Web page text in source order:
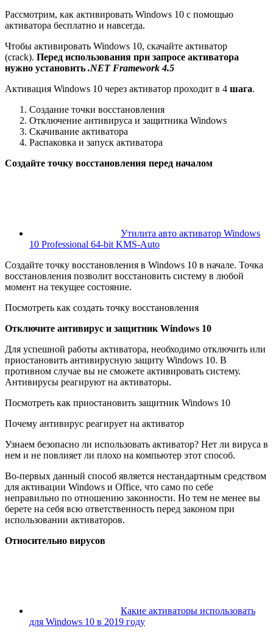
Рассмотрим, как активировать Windows 10 с помощью
активатора бесплатно и навсегда.
Чтобы активировать Windows 10, скачайте активатор
(crack). Перед использования при запросе активатора
нужно установить .NET Framework 4.5
Активация Windows 10 через активатор проходит в 4 шага.
Создание точки восстановления
Отключение антивируса и защитника Windows
Скачивание активатора
Распаковка и запуск активатора
Создайте точку восстановления перед началом
Утилита авто активатор Windows
10 Professional 64-bit KMS-Auto
Создайте точку восстановления в Windows 10 в начале. Точка
восстановления позволит восстановить систему в любой
момент на текущее состояние.
Посмотреть как создать точку восстановления
Отключите антивирус и защитник Windows 10
Для успешной работы активатора, необходимо отключить или
приостановить антивирусную защиту Windows 10. В
противном случае вы не сможете активировать систему.
Антивирусы реагируют на активаторы.
Посмотреть как приостановить защитник Windows 10
Почему антивирус реагирует на активатор
Узнаем безопасно ли использовать активатор? Нет ли вируса в
нем и не повлияет ли плохо на компьютер этот способ.
Во-первых данный способ является нестандартным средством
для активации Windows и Office, что само по себе
неправильно по отношению законности. Но тем не менее вы
берете на себя всю ответственность перед законом при
использовании активаторов.
Относительно вирусов
Какие активаторы использовать
для Windows 10 в 2019 году